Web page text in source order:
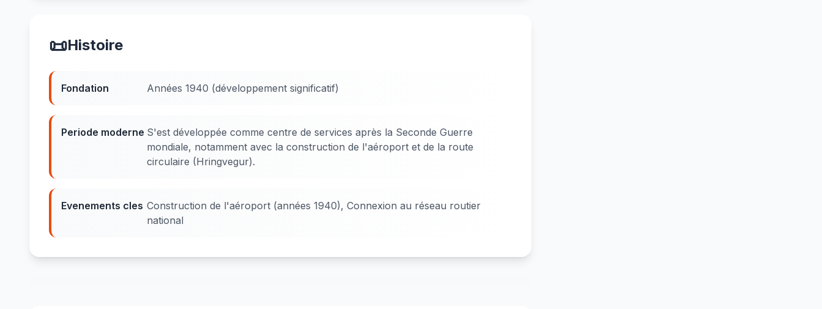
📜Histoire
Fondation Années 1940 (développement significatif)
Periode moderne S'est développée comme centre de services après la Seconde Guerre
mondiale, notamment avec la construction de l'aéroport et de la route
circulaire (Hringvegur).
Evenements cles Construction de l'aéroport (années 1940), Connexion au réseau routier
national